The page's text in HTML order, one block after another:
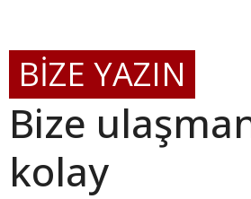
BİZE YAZIN
Bize
kolay